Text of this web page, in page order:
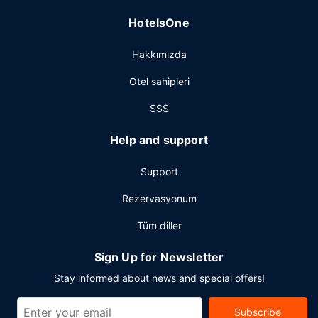
HotelsOne
Hakkımızda
Otel sahipleri
SSS
Help and support
Support
Rezervasyonum
Tüm diller
Sign Up for Newsletter
Stay informed about news and special offers!
Subscribe